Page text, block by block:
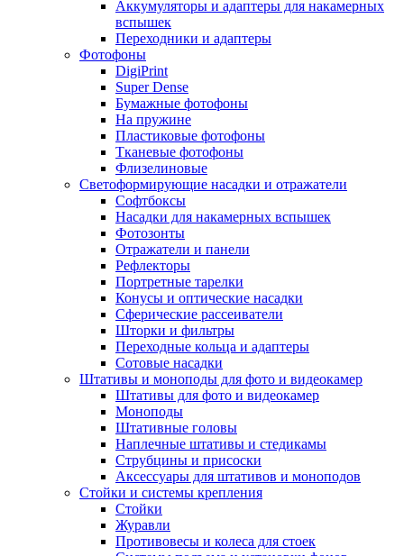
Аккумуляторы и адаптеры для накамерных
вспышек
Переходники и адаптеры
Фотофоны
DigiPrint
Super Dense
Бумажные фотофоны
На пружине
Пластиковые фотофоны
Тканевые фотофоны
Флизелиновые
Светоформирующие насадки и отражатели
Софтбоксы
Насадки для накамерных вспышек
Фотозонты
Отражатели и панели
Рефлекторы
Портретные тарелки
Конусы и оптические насадки
Сферические рассеиватели
Шторки и фильтры
Переходные кольца и адаптеры
Сотовые насадки
Штативы и моноподы для фото и видеокамер
Штативы для фото и видеокамер
Моноподы
Штативные головы
Наплечные штативы и стедикамы
Струбцины и присоски
Аксессуары для штативов и моноподов
Стойки и системы крепления
Стойки
Журавли
Противовесы и колеса для стоек